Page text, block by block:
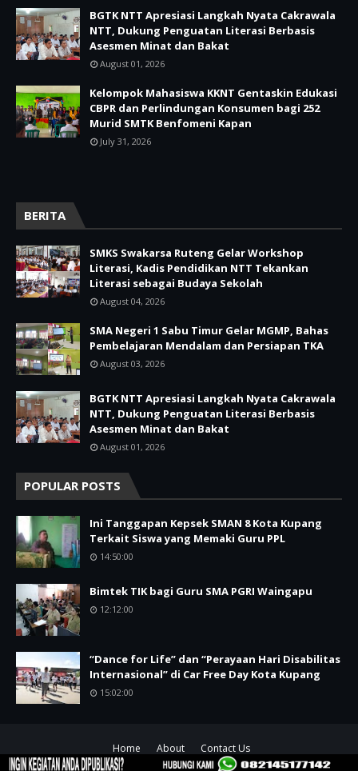
BGTK NTT Apresiasi Langkah Nyata Cakrawala
NTT, Dukung Penguatan Literasi Berbasis
Asesmen Minat dan Bakat
August 01, 2026
Kelompok Mahasiswa KKNT Gentaskin Edukasi
CBPR dan Perlindungan Konsumen bagi 252
Murid SMTK Benfomeni Kapan
July 31, 2026
BERITA
SMKS Swakarsa Ruteng Gelar Workshop
Literasi, Kadis Pendidikan NTT Tekankan
Literasi sebagai Budaya Sekolah
August 04, 2026
SMA Negeri 1 Sabu Timur Gelar MGMP, Bahas
Pembelajaran Mendalam dan Persiapan TKA
August 03, 2026
BGTK NTT Apresiasi Langkah Nyata Cakrawala
NTT, Dukung Penguatan Literasi Berbasis
Asesmen Minat dan Bakat
August 01, 2026
POPULAR POSTS
Ini Tanggapan Kepsek SMAN 8 Kota Kupang
Terkait Siswa yang Memaki Guru PPL
14:50:00
Bimtek TIK bagi Guru SMA PGRI Waingapu
12:12:00
“Dance for Life” dan “Perayaan Hari Disabilitas
Internasional” di Car Free Day Kota Kupang
15:02:00
Home About
Contact Us